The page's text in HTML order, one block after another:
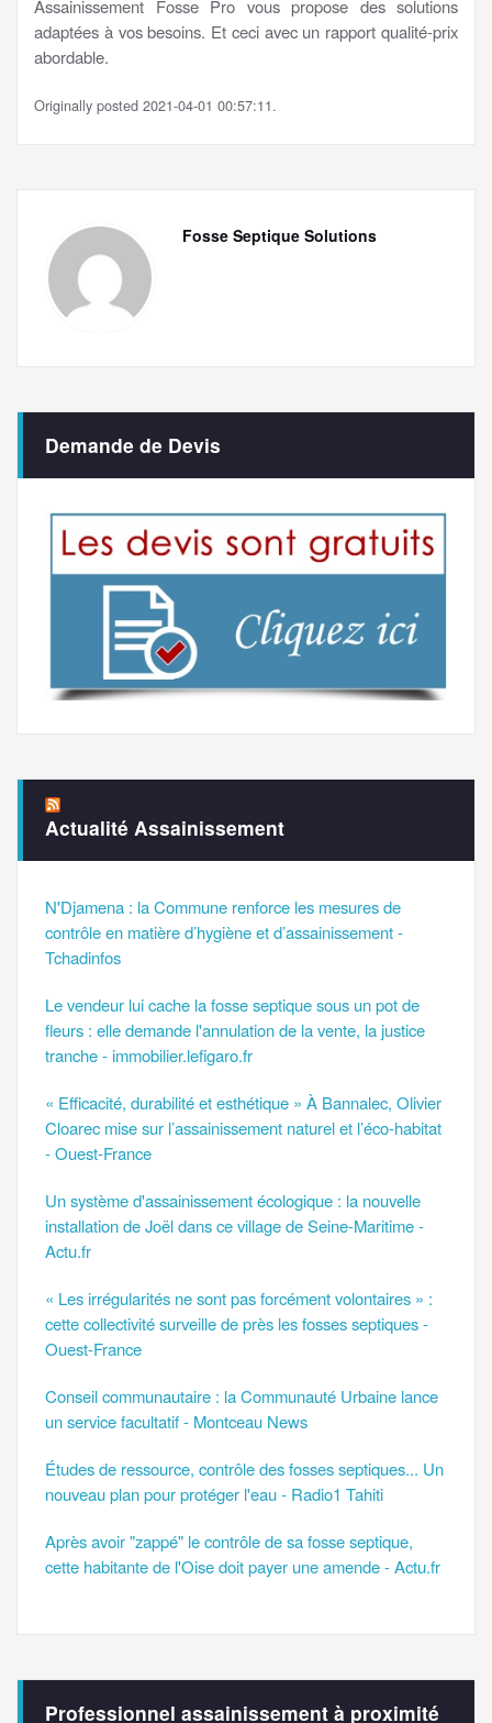
Assainissement Fosse Pro vous propose des solutions
adaptées à vos besoins. Et ceci avec un rapport qualité-prix
abordable.
Originally posted 2021-04-01 00:57:11.
Fosse Septique Solutions
Demande de Devis
Actualité Assainissement
N'Djamena : la Commune renforce les mesures de
contrôle en matière d’hygiène et d’assainissement -
Tchadinfos
Le vendeur lui cache la fosse septique sous un pot de
fleurs : elle demande l'annulation de la vente, la justice
tranche - immobilier.lefigaro.fr
« Efficacité, durabilité et esthétique » À Bannalec, Olivier
Cloarec mise sur l’assainissement naturel et l’éco-habitat
- Ouest-France
Un système d'assainissement écologique : la nouvelle
installation de Joël dans ce village de Seine-Maritime -
Actu.fr
« Les irrégularités ne sont pas forcément volontaires » :
cette collectivité surveille de près les fosses septiques -
Ouest-France
Conseil communautaire : la Communauté Urbaine lance
un service facultatif - Montceau News
Études de ressource, contrôle des fosses septiques... Un
nouveau plan pour protéger l'eau - Radio1 Tahiti
Après avoir "zappé" le contrôle de sa fosse septique,
cette habitante de l'Oise doit payer une amende - Actu.fr
Professionnel assainissement à proximité